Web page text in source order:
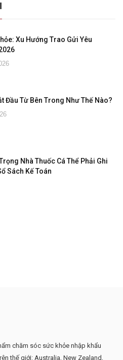
Xu Hướng Trao Gửi Yêu
Đầu Từ Bên Trong Như Thế Nào?
Nhà Thuốc Cá Thể Phải Ghi
Sách Kế Toán
chăm sóc sức khỏe nhập khẩu
thế giới: Australia, New Zealand,